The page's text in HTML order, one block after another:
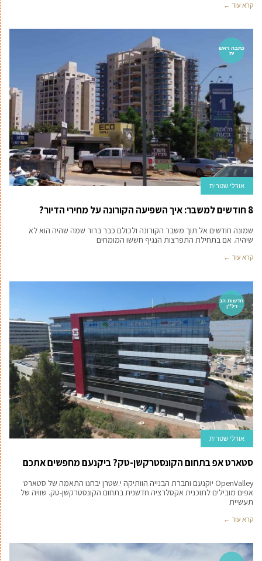
קרא עוד ←
כתבה ראש
ית
אורלי שטרית
8 חודשים למשבר: איך השפיעה הקורונה על מחירי הדיור?
שמונה חודשים אל תוך משבר הקורונה ולכולם כבר ברור שמה שהיה הוא לא
שיהיה. אם בתחילת התפרצות הנגיף חששו המומחים
קרא עוד ←
חדשות הנ
דל''ן
אורלי שטרית
סטארט אפ בתחום הקונסטרקשן-טק? ביקנעם מחפשים אתכם
OpenValley יוקנעם וחברת הבנייה הוותיקה י.שטרן יבחנו התאמה של סטארט
אפים מובילים לתוכנית אקסלרציה חדשנית בתחום הקונסטרקשן-טק. שוויה של
תעשיית
קרא עוד ←